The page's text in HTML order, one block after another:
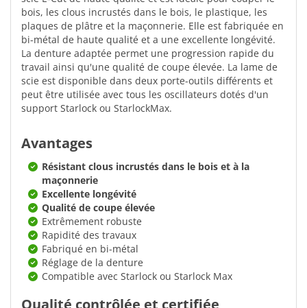
bois, les clous incrustés dans le bois, le plastique, les
plaques de plâtre et la maçonnerie. Elle est fabriquée en
bi-métal de haute qualité et a une excellente longévité.
La denture adaptée permet une progression rapide du
travail ainsi qu'une qualité de coupe élevée. La lame de
scie est disponible dans deux porte-outils différents et
peut être utilisée avec tous les oscillateurs dotés d'un
support Starlock ou StarlockMax.
Avantages
Résistant clous incrustés dans le bois et à la
maçonnerie
Excellente longévité
Qualité de coupe élevée
Extrêmement robuste
Rapidité des travaux
Fabriqué en bi-métal
Réglage de la denture
Compatible avec Starlock ou Starlock Max
Qualité contrôlée et certifiée